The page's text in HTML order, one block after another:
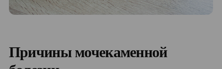
Причины мочекаменной